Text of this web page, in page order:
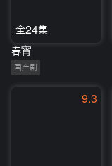
全24集
春宵
国产剧
9.3